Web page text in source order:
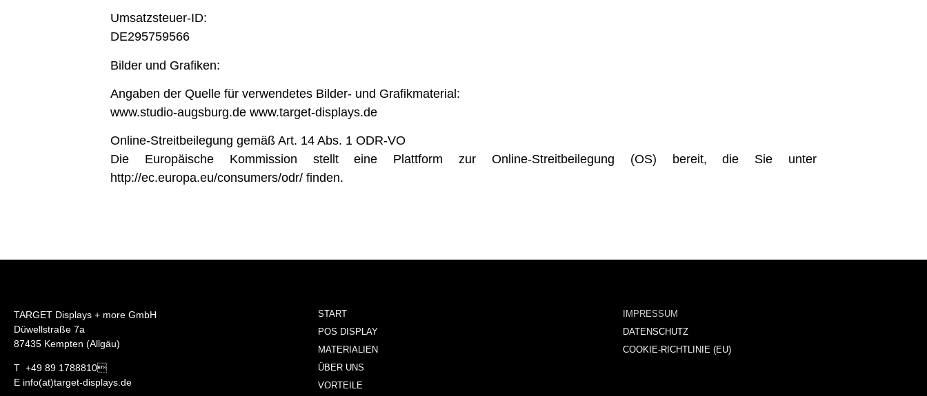
Umsatzsteuer-ID:
DE295759566
Bilder und Grafiken:
Angaben der Quelle für verwendetes Bilder- und Grafikmaterial:
www.studio-augsburg.de www.target-displays.de
Online-Streitbeilegung gemäß Art. 14 Abs. 1 ODR-VO
Die Europäische Kommission stellt eine Plattform zur Online-Streitbeilegung (OS) bereit, die Sie unter
http://ec.europa.eu/consumers/odr/ finden.
TARGET Displays + more GmbH
Düwellstraße 7a
87435 Kempten (Allgäu)
T +49 89 1788810
E info(at)target-displays.de
START
POS DISPLAY
MATERIALIEN
ÜBER UNS
VORTEILE
IMPRESSUM
DATENSCHUTZ
COOKIE-RICHTLINIE (EU)